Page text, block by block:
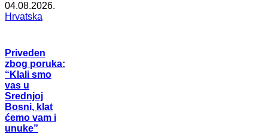
04.08.2026.
Hrvatska
Priveden
zbog poruka:
“Klali smo
vas u
Srednjoj
Bosni, klat
ćemo vam i
unuke”